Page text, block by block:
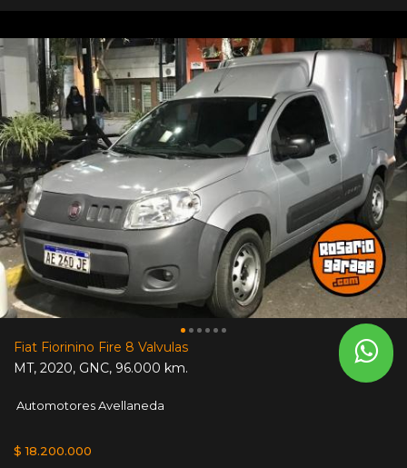
Fiat Fiorinino Fire 8 Valvulas
MT, 2020, GNC, 96.000 km.
Automotores Avellaneda
$ 18.200.000